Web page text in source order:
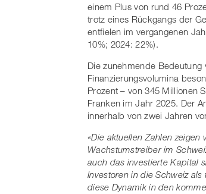
einem Plus von rund 46
trotz eines Rückgangs der
entfielen im vergangenen
10%; 2024: 22%).
Die zunehmende
Finanzierungsvolumina
Prozent – von 345 Millionen
Franken im Jahr 2025. Der
innerhalb von zwei Jahren
«Die aktuellen Zahlen
Wachstumstreiber im
auch das investierte Kapital
Investoren in die Schweiz
diese Dynamik in den